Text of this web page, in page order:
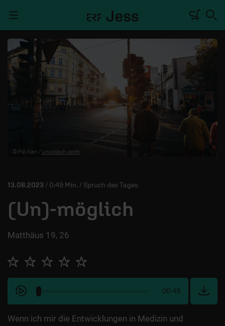
TALKWERK
REPORTAGE
MITMACHEN
ÜBER UNS
© Flo Karr / unsplash.com
13.08.2023 / 0:49 Min. / Spruch des Tages
(Un)-möglich
Matthäus 19, 26
00:49
Wenn ich mir die Entwicklungen in Medizin und